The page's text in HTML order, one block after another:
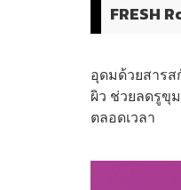
FRESH
อุดมด้วยสาร
ผิว ช่วยลดรูขุ
ตลอดเวลา